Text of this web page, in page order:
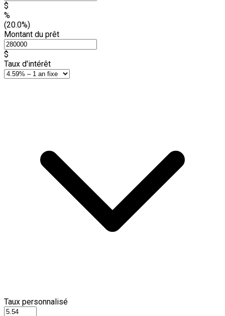
$
%
(20.0%)
Montant du prêt
$
Taux d'intérêt
Taux personnalisé